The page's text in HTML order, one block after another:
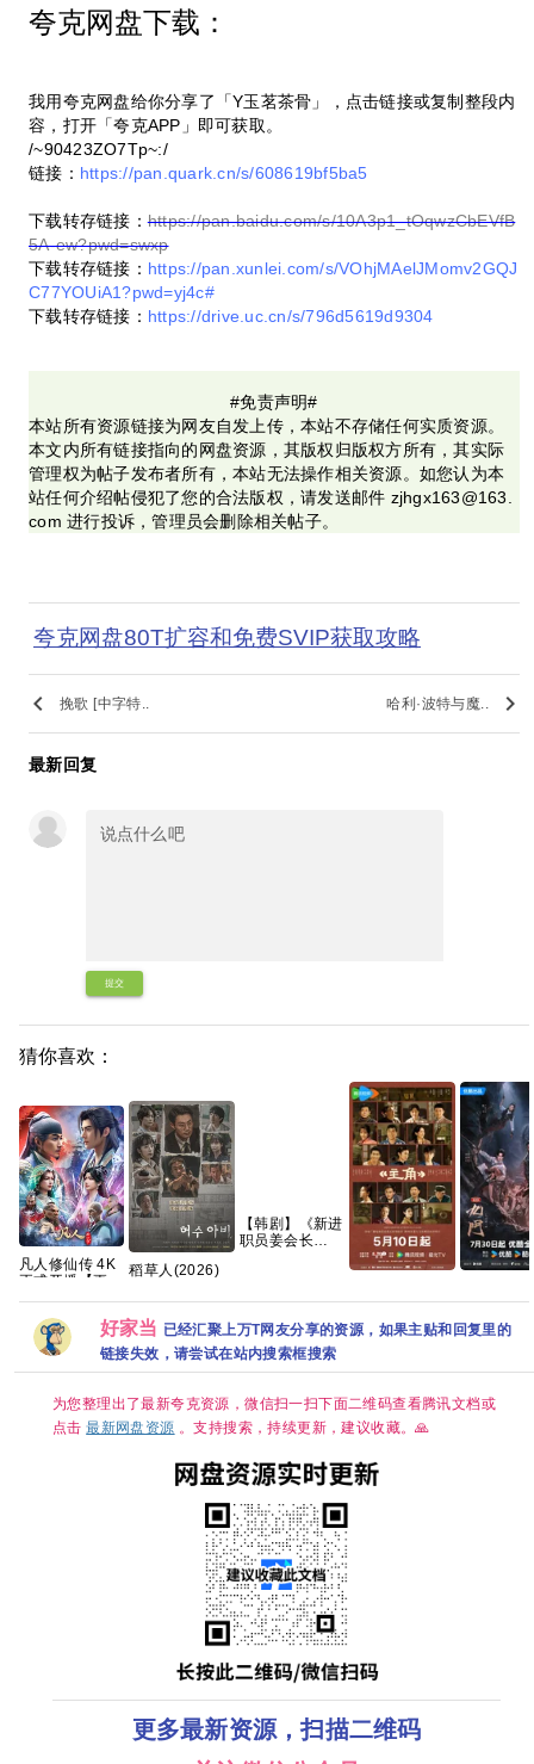
夸克网盘下载：
我用夸克网盘给你分享了「Y玉茗茶骨」，点击链接或复制整段内
容，打开「夸克APP」即可获取。
/~90423ZO7Tp~:/
链接： https://pan.quark.cn/s/608619bf5ba5
下载转存链接：https://pan.baidu.com/s/10A3p1_tOqwzCbEVfB
5A-ew?pwd=swxp
下载转存链接： https://pan.xunlei.com/s/VOhjMAelJMomv2GQJ
C77YOUiA1?pwd=yj4c#
下载转存链接： https://drive.uc.cn/s/796d5619d9304
#免责声明#
本站所有资源链接为网友自发上传，本站不存储任何实质资源。
本文内所有链接指向的网盘资源，其版权归版权方所有，其实际
管理权为帖子发布者所有，本站无法操作相关资源。如您认为本
站任何介绍帖侵犯了您的合法版权，请发送邮件 zjhgx163@163.
com 进行投诉，管理员会删除相关帖子。
夸克网盘80T扩容和免费SVIP获取攻略
keyboard_arrow_left 挽歌 [中字特.. 哈利·波特与魔.. keyboard_arrow_right
最新回复
提交
猜你喜欢：
凡人修仙传 4K
正式开播【更
177-178集】慕
兰之战附以往的
稻草人(2026)
[1080P.WEB.DL.
韩语中字][4GB
集]
【韩剧】《新进
职员姜会长
12集】
【4K】【国语
中字】【夸克/
百度】
中
国语中字
源][1GB集]
好家当 已经汇聚上万T网友分享的资源，如果主贴和回复里的
链接失效，请尝试在站内搜索框搜索
为您整理出了最新夸克资源，微信扫一扫下面二维码查看腾讯文档或
点击最新网盘资源 。支持搜索，持续更新，建议收藏。🙏
更多最新资源，扫描二维码